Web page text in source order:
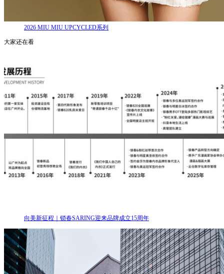
2026 MIU MIU UPCYCLED系列
大家还在看
向美新征程｜锁春SARING迎来品牌成立15周年